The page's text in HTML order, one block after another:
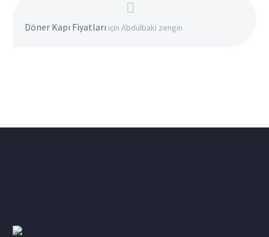
Döner Kapı Fiyatları için Abdülbaki zengin